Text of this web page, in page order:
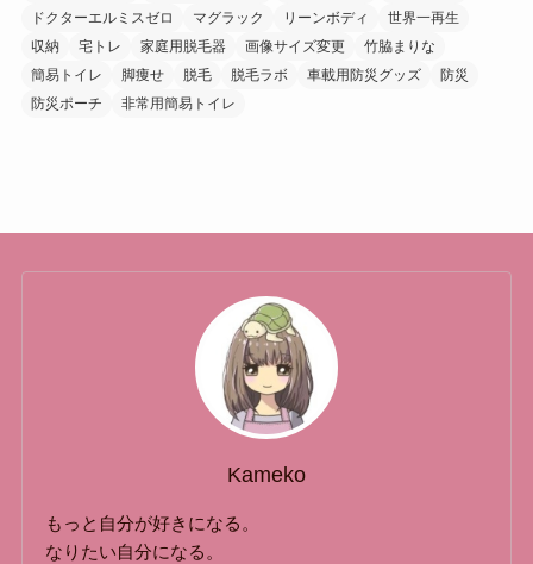
ドクターエルミスゼロ
マグラック リーンボディ
世界一再生
収納
宅トレ 家庭用脱毛器 画像サイズ変更
竹脇まりな
簡易トイレ
脚痩せ 脱毛 脱毛ラボ 車載用防災グッズ
防災
防災ポーチ
非常用簡易トイレ
Kameko
もっと自分が好きになる。
なりたい自分になる。